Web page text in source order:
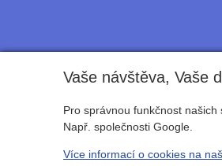
Vaše návštěva, Vaše
Pro správnou funkčnost
Např. společnosti Google.
Více informací o cookies na